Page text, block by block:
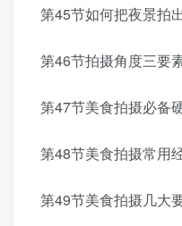
第45节如何把夜景拍
第46节拍摄角度三要
第47节美食拍摄必备
第48节美食拍摄常用
第49节美食拍摄几大